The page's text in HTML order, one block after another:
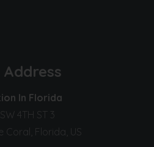
In Florida
SW 4TH ST 3
Coral, Florida, US